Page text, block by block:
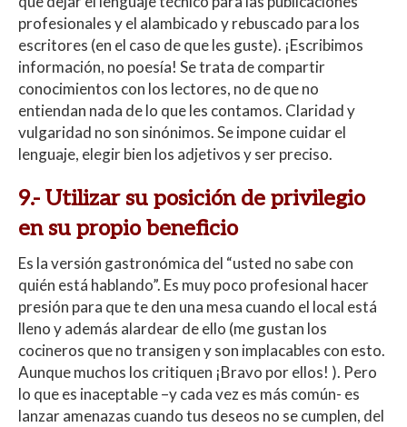
profesionales y el alambicado y rebuscado para los
escritores (en el caso de que les guste). ¡Escribimos
información, no poesía! Se trata de compartir
conocimientos con los lectores, no de que no
entiendan nada de lo que les contamos. Claridad y
vulgaridad no son sinónimos. Se impone cuidar el
lenguaje, elegir bien los adjetivos y ser preciso.
9.- Utilizar su posición de privilegio
en su propio beneficio
Es la versión gastronómica del “usted no sabe con
quién está hablando”. Es muy poco profesional hacer
presión para que te den una mesa cuando el local está
lleno y además alardear de ello (me gustan los
cocineros que no transigen y son implacables con esto.
Aunque muchos los critiquen ¡Bravo por ellos! ). Pero
lo que es inaceptable –y cada vez es más común- es
lanzar amenazas cuando tus deseos no se cumplen, del